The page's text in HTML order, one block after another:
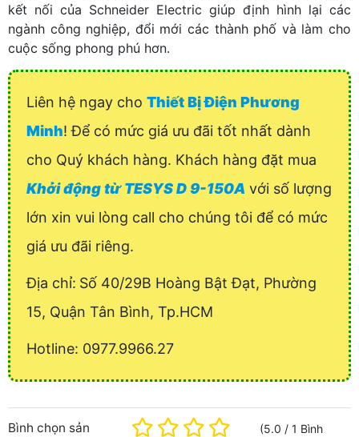
kết nối của Schneider Electric giúp định hình lại các
ngành công nghiệp, đổi mới các thành phố và làm cho
cuộc sống phong phú hơn.
Liên hệ ngay cho Thiết Bị Điện Phương
Minh! Để có mức giá ưu đãi tốt nhất dành
cho Quý khách hàng. Khách hàng đặt mua
Khởi động từ TESYS D 9-150A với số lượng
lớn xin vui lòng call cho chúng tôi để có mức
giá ưu đãi riêng.
Địa chỉ: Số 40/29B Hoàng Bật Đạt, Phường
15, Quận Tân Bình, Tp.HCM
Hotline: 0977.9966.27
Bình chọn sản
(5.0 /1 Bình